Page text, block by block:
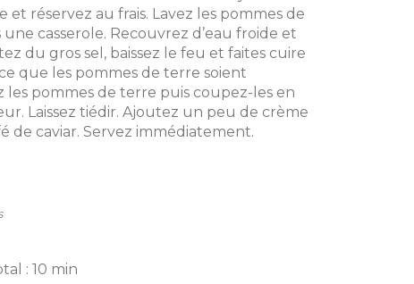
et réservez au frais. Lavez les pommes de
casserole. Recouvrez d’eau froide et
du gros sel, baissez le feu et faites cuire
que les pommes de terre soient
pommes de terre puis coupez-les en
Laissez tiédir. Ajoutez un peu de crème
de caviar. Servez immédiatement.
: 10 min